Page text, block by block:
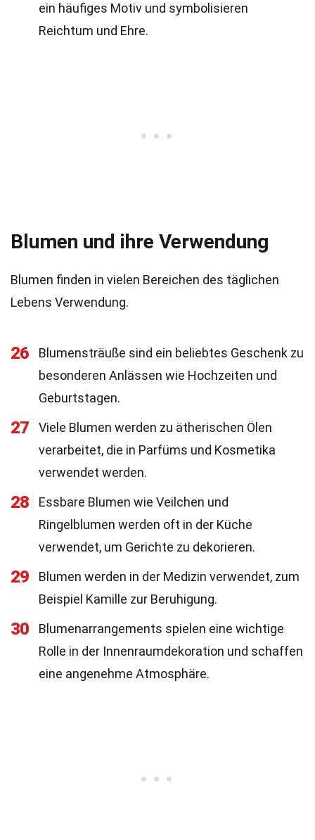
ein häufiges Motiv und symbolisieren
Reichtum und Ehre.
Blumen und ihre Verwendung
Blumen finden in vielen Bereichen des täglichen
Lebens Verwendung.
26
Blumensträuße sind ein beliebtes Geschenk zu
besonderen Anlässen wie Hochzeiten und
Geburtstagen.
27
Viele Blumen werden zu ätherischen Ölen
verarbeitet, die in Parfüms und Kosmetika
verwendet werden.
28
Essbare Blumen wie Veilchen und
Ringelblumen werden oft in der Küche
verwendet, um Gerichte zu dekorieren.
29
Blumen werden in der Medizin verwendet, zum
Beispiel Kamille zur Beruhigung.
30
Blumenarrangements spielen eine wichtige
Rolle in der Innenraumdekoration und schaffen
eine angenehme Atmosphäre.